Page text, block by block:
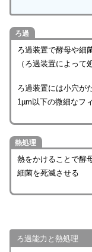
ろ過
ろ過装置で酵母や細
（ろ過装置によって
ろ過装置には小穴が
1µm以下の微細なフ
熱処理
熱をかけることで酵
細菌を死滅させる
ろ過能力と熱処理